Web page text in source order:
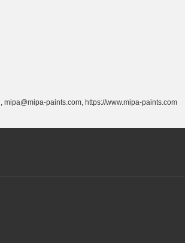
mipa@mipa-paints.com, https://www.mipa-paints.com